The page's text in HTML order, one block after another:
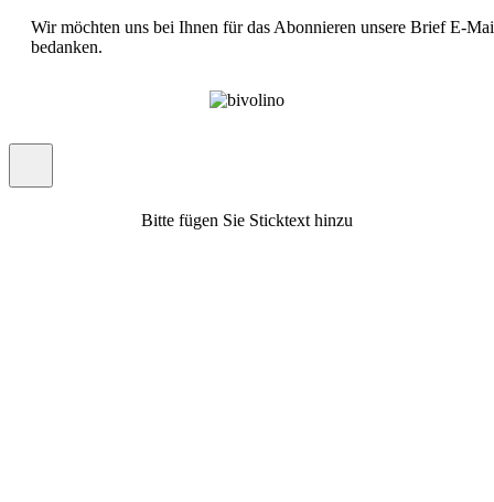
Wir möchten uns bei Ihnen für das Abonnieren unsere Brief E-
bedanken.
Bitte fügen Sie Sticktext hinzu